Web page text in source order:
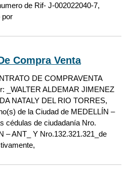
de Rif- J-002022040-7,
por
Compra Venta
DE COMPRAVENTA
_WALTER ALDEMAR JIMENEZ
NATALY DEL RIO TORRES,
de la Ciudad de MEDELLÍN –
cédulas de ciudadanía Nro.
– ANT_ Y Nro.132.321.321_de